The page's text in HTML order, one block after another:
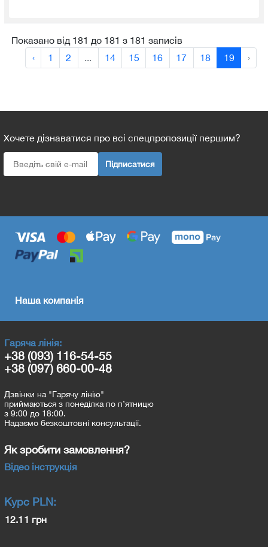
Показано від 181 до 181 з 181 записів
‹
1 2 ... 14 15 16 17 18 19 ›
Хочете дізнаватися про всі спецпропозиції першим?
Підписатися
Наша компанія
Гаряча лінія:
+38 (093) 116-54-55
+38 (097) 660-00-48
Дзвінки на "Гарячу лінію"
приймаються з понеділка по п’ятницю
з 9:00 до 18:00.
Надаємо безкоштовні консультації.
Як зробити замовлення?
Відео інструкція
Курс PLN:
12.11 грн